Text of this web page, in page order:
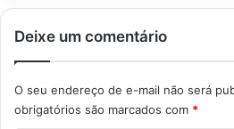
Deixe um comentário
O seu endereço de e-mail não será
obrigatórios são marcados com *